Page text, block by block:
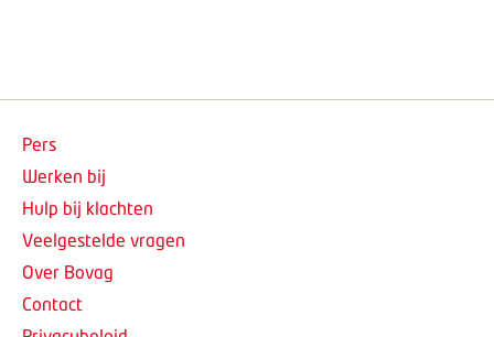
Pers
Werken bij
Hulp bij klachten
Veelgestelde vragen
Over Bovag
Contact